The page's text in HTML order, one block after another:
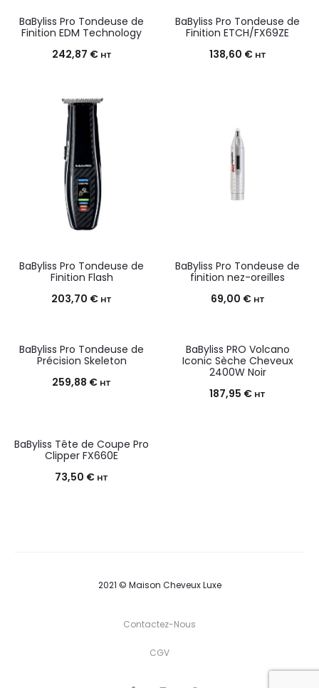
BaByliss Pro Tondeuse de
Finition EDM Technology
242,87 € HT
BaByliss Pro Tondeuse de
Finition ETCH/FX69ZE
138,60 € HT
BaByliss Pro Tondeuse de
Finition Flash
203,70 € HT
BaByliss Pro Tondeuse de
finition nez-oreilles
69,00 € HT
BaByliss Pro Tondeuse de
Précision Skeleton
259,88 € HT
BaByliss PRO Volcano
Iconic Sèche Cheveux
2400W Noir
187,95 € HT
BaByliss Tête de Coupe Pro
Clipper FX660E
73,50 € HT
2021 © Maison Cheveux Luxe
Contactez-Nous
CGV